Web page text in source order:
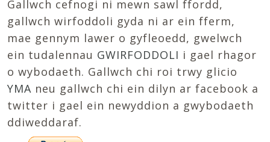
Gallwch cefnogi ni mewn sawl ffordd,
gallwch wirfoddoli gyda ni ar ein fferm,
mae gennym lawer o gyfleoedd, gwelwch
ein tudalennau GWIRFODDOLI i gael rhagor
o wybodaeth. Gallwch chi roi trwy glicio
YMA neu gallwch chi ein dilyn ar facebook a
twitter i gael ein newyddion a gwybodaeth
ddiweddaraf.